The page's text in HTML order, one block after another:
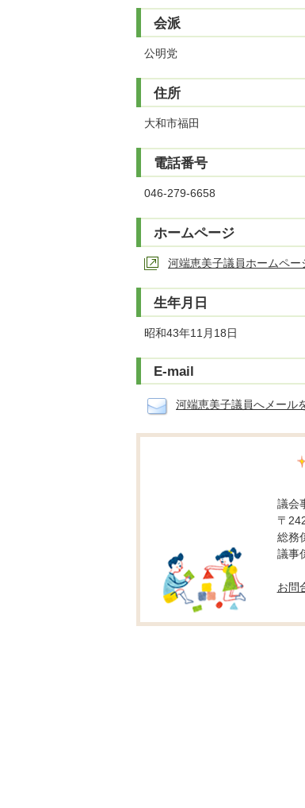
会派
公明党
住所
大和市福田
電話番号
046-279-6658
ホームページ
河端恵美子議員ホームペー
生年月日
昭和43年11月18日
E-mail
河端恵美子議員へメール
議会
〒
総務
議事
お問